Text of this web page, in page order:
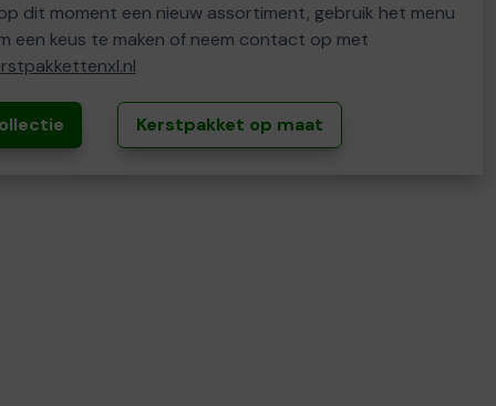
dit moment een nieuw assortiment, gebruik het menu
een keus te maken of neem contact op met
Kerstpakket op maat